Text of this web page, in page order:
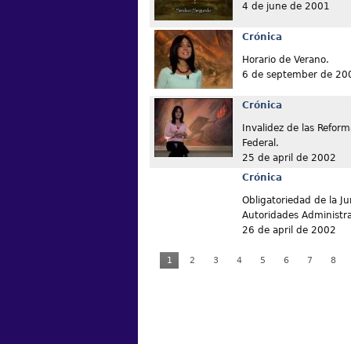
4 de june de 2001
Crónica
Horario de Verano.
6 de september de
Crónica
Invalidez de las
Federal.
25 de april de 2002
Crónica
Obligatoriedad de la
Autoridades
26 de april de 2002
1 2 3 4 5 6 7 8